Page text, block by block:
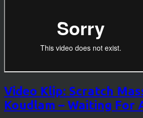
Video Klip: Scratch
Koudlam – Waiting For